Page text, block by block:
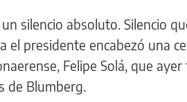
silencio absoluto. Silencio
presidente encabezó una
Felipe Solá, que ayer
de Blumberg.